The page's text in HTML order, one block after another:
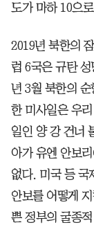
도가 마하 10으
2019년 북한의
럽 6국은 규탄
년 3월 북한의
한 미사일은 우
일인 양 강 건너
아가 유엔 안보
없다. 미국 등 국
안보를 어떻게
쁜 정부의 굴종